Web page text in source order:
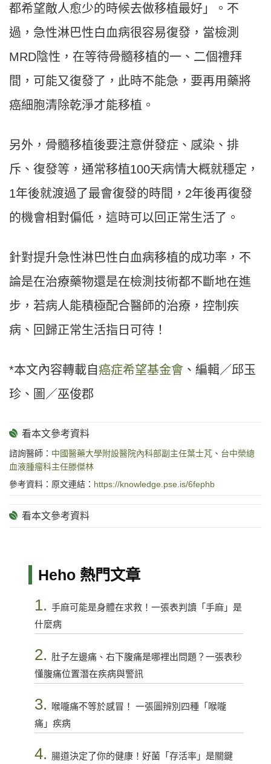
都希望敵人愈少的時候去做移植最好」。不
過，急性淋巴性白血病很容易復發，當檢測
MRD陰性，在等待骨髓移植的一、二個禮拜
間，可能又復發了，此時不能急，要再用藥將
癌細胞清除乾淨才能移植。
另外，骨髓移植後要注意併發症、感染、排
斥、復發等，通常移植100天病情大概就穩定，
1年後就渡過了最會復發的時間，2年後再復發
的機會相對偏低，這時可以回正常生活了。
針對提升急性淋巴性白血病移植的成功率，不
論是在治療藥物還是在檢測技術都不斷地在進
步，若病人能積極配合醫師的治療，控制疾
病、回歸正常生活指日可待！
*本文內容轉載自癌症希望基金會 、編輯／邱玉
珍、圖／巫俊郡
諮詢醫師： 中國醫藥大學附設醫院內科部副主任葉士芃 、 台中榮總
血液腫瘤科主任滕傑林
參考資料：原文連結： https://knowledge.pse.is/6fephb
Heho 熱門文章
1. 手麻可能是身體在求救！一張表判讀「手麻」是
什麼病
2. 肚子左邊痛、右下腹痛是哪裡出問題？一張表秒
懂腹痛位置潛在疾病與警訊
3.
喉嚨痛不等於感冒！ 一張圖辨別四種「喉嚨
痛」疾病
4. 腸道決定了你的健康！好菌「存活率」是關鍵